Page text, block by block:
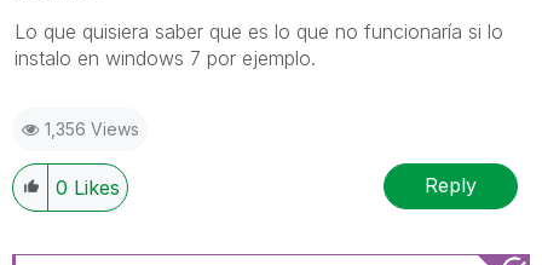
Lo que quisiera saber que es lo que no funcionaría si lo
instalo en windows 7 por ejemplo.
1,356 Views
0 Likes Reply